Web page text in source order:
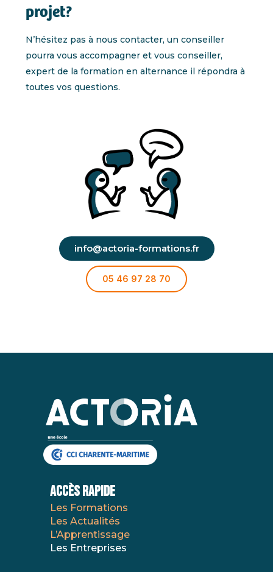
projet?
N’hésitez pas à nous contacter, un conseiller
pourra vous accompagner et vous conseiller,
expert de la formation en alternance il répondra à
toutes vos questions.
info@actoria-formations.fr
05 46 97 28 70
AccÈs Rapide
Les Formations
Les Actualités
L’Apprentissage
Les Entreprises